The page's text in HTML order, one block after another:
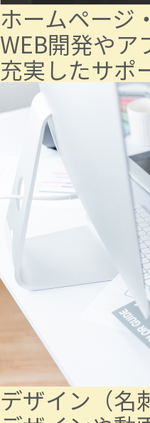
ホームページ
WEB開発や
充実したサポ
デザイン （